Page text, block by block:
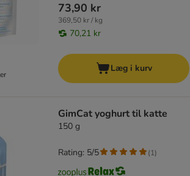
73,90 kr
369,50 kr / kg
70,21 kr
Læg i kurv
GimCat yoghurt til katte
150 g
Rating: 5/5 (1)